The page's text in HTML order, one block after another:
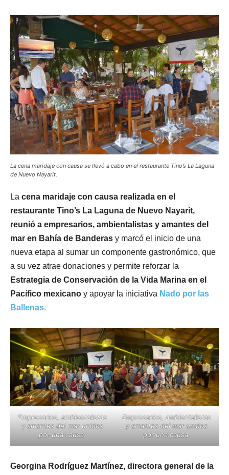
La cena maridaje con causa se llevó a cabo en el restaurante Tino’s La Laguna
de Nuevo Nayarit.
La cena maridaje con causa realizada en el
restaurante Tino’s La Laguna de Nuevo Nayarit,
reunió a empresarios, ambientalistas y amantes del
mar en Bahía de Banderas y marcó el inicio de una
nueva etapa al sumar un componente gastronómico, que
a su vez atrae donaciones y permite reforzar la
Estrategia de Conservación de la Vida Marina en el
Pacífico mexicano y apoyar la iniciativa Nado por las
Ballenas.
Empresarios, ambientalistas
y amantes del mar unidos
por una causa.
Empresarios, ambientalistas
y amantes del mar unidos
por una causa.
Georgina Rodríguez Martínez, directora general de la